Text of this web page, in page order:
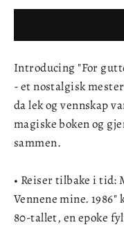
Introducing "For
- et nostalgisk
da lek og vennskap
magiske boken og
sammen.
• Reiser tilbake i tid:
Vennene mine.
80-tallet, en epoke